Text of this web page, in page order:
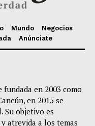
Mundo
Negocios
Anúnciate
en 2003 como
en 2015 se
Su objetivo es
atrevida a los temas